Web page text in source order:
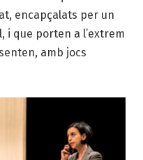
encapçalats per un
i que porten a l’extrem
amb jocs